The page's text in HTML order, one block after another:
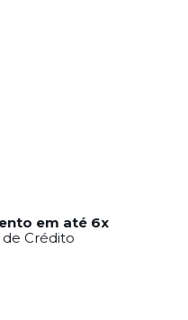
em até 6x
Crédito